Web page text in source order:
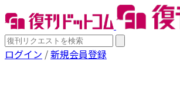
ログイン /新規会員登録